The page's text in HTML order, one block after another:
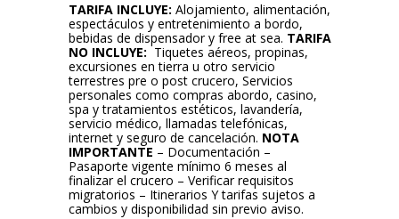
TARIFA INCLUYE: Alojamiento, alimentación,
espectáculos y entretenimiento a bordo,
bebidas de dispensador y free at sea. TARIFA
NO INCLUYE: Tiquetes aéreos, propinas,
excursiones en tierra u otro servicio
terrestres pre o post crucero, Servicios
personales como compras abordo, casino,
spa y tratamientos estéticos, lavandería,
servicio médico, llamadas telefónicas,
internet y seguro de cancelación. NOTA
IMPORTANTE – Documentación –
Pasaporte vigente mínimo 6 meses al
finalizar el crucero – Verificar requisitos
migratorios – Itinerarios Y tarifas sujetos a
cambios y disponibilidad sin previo aviso.